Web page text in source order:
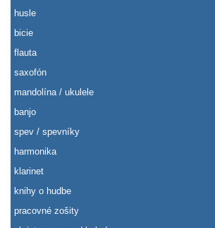
husle
bicie
flauta
saxofón
mandolína / ukulele
banjo
spev / spevníky
harmonika
klarinet
knihy o hudbe
pracovné zošity